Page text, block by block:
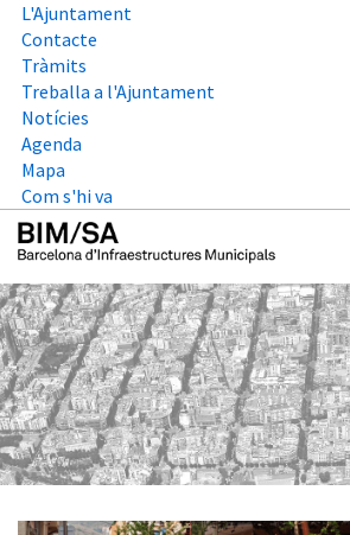
L'Ajuntament
Contacte
Tràmits
Treballa a l'Ajuntament
Notícies
Agenda
Mapa
Com s'hi va